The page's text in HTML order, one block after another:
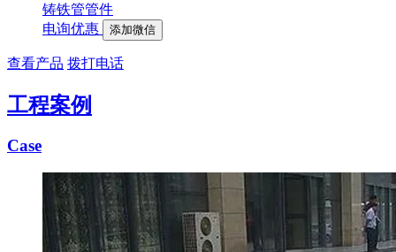
铸铁管管件
电询优惠
添加微信
查看产品 拨打电话
工程案例
Case